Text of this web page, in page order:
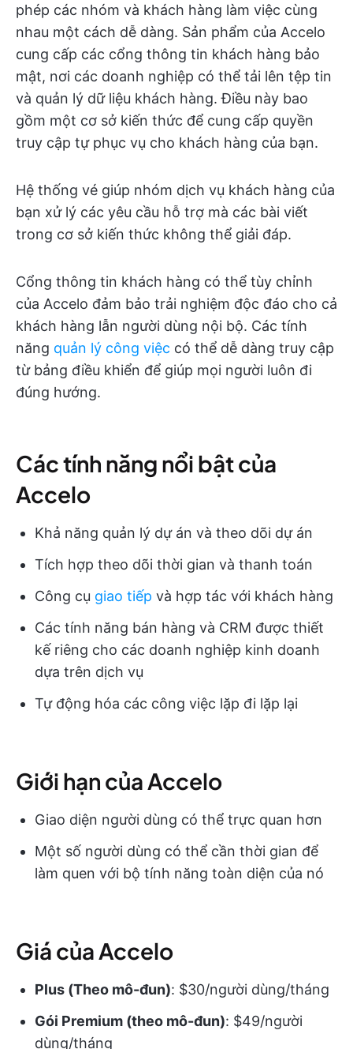
phép các nhóm và khách hàng làm việc cùng
nhau một cách dễ dàng. Sản phẩm của Accelo
cung cấp các cổng thông tin khách hàng bảo
mật, nơi các doanh nghiệp có thể tải lên tệp tin
và quản lý dữ liệu khách hàng. Điều này bao
gồm một cơ sở kiến thức để cung cấp quyền
truy cập tự phục vụ cho khách hàng của bạn.
Hệ thống vé giúp nhóm dịch vụ khách hàng của
bạn xử lý các yêu cầu hỗ trợ mà các bài viết
trong cơ sở kiến thức không thể giải đáp.
Cổng thông tin khách hàng có thể tùy chỉnh
của Accelo đảm bảo trải nghiệm độc đáo cho cả
khách hàng lẫn người dùng nội bộ. Các tính
năng quản lý công việc có thể dễ dàng truy cập
từ bảng điều khiển để giúp mọi người luôn đi
đúng hướng.
Các tính năng nổi bật của
Accelo
Khả năng quản lý dự án và theo dõi dự án
Tích hợp theo dõi thời gian và thanh toán
Công cụ giao tiếp và hợp tác với khách hàng
Các tính năng bán hàng và CRM được thiết
kế riêng cho các doanh nghiệp kinh doanh
dựa trên dịch vụ
Tự động hóa các công việc lặp đi lặp lại
Giới hạn của Accelo
Giao diện người dùng có thể trực quan hơn
Một số người dùng có thể cần thời gian để
làm quen với bộ tính năng toàn diện của nó
Giá của Accelo
Plus (Theo mô-đun): $30/người dùng/tháng
Gói Premium (theo mô-đun): $49/người
dùng/tháng